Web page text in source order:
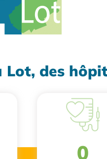
des
0